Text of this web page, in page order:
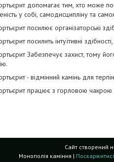
допомагає тим, хто може
у собі, самодисципліну та
посилює організаторські
посилить інтуїтивні
Забезпечує захист, тому
- відмінний камінь для
працює з горловою чакрою
Сайт створений
Монополія каміння |